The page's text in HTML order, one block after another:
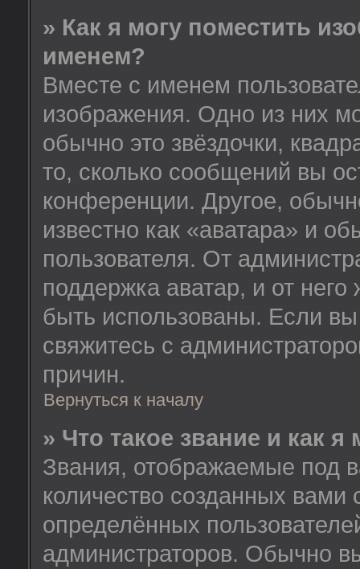
» Как я могу поместить
именем?
Вместе с именем
изображения. Одно из них
обычно это звёздочки,
то, сколько сообщений вы
конференции. Другое,
известно как «аватара» и
пользователя. От
поддержка аватар, и от него
быть использованы. Если
свяжитесь с
причин.
Вернуться к началу
» Что такое звание и как я
Звания, отображаемые под
количество созданных
определённых
администраторов. Обычно